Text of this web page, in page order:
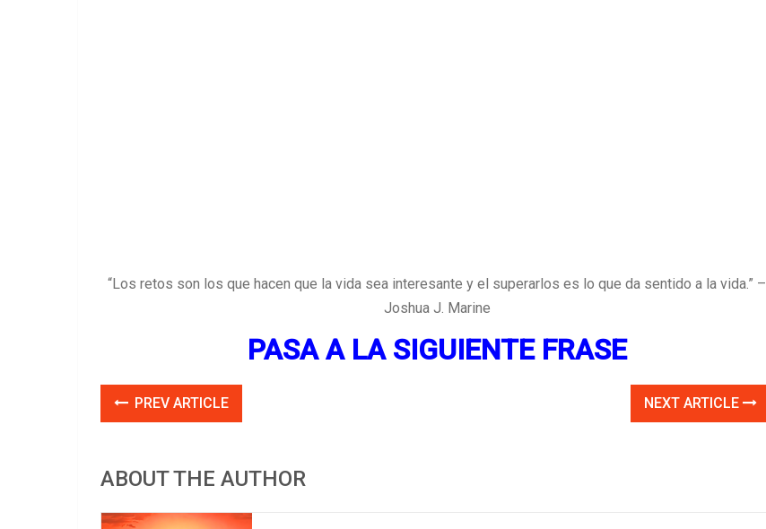
“Los retos son los que hacen que la vida sea interesante y el superarlos es lo que da sentido a la vida.” –
Joshua J. Marine
PASA A LA SIGUIENTE FRASE
PREV ARTICLE NEXT ARTICLE
ABOUT THE AUTHOR